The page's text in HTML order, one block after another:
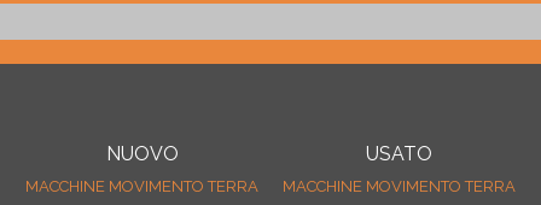
CHI SIAMO
LA TUA SEZIONE
NUOVO
MACCHINE MOVIMENTO TERRA
USATO
MACCHINE MOVIMENTO TERRA